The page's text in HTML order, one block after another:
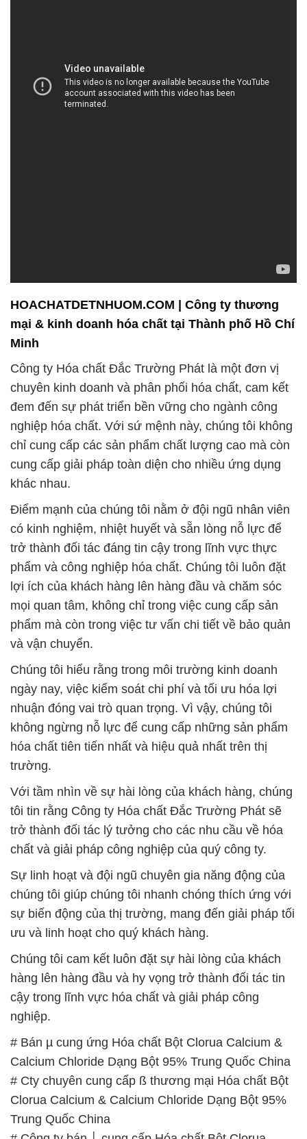
HOACHATDETNHUOM.COM | Công ty thương
mại & kinh doanh hóa chất tại Thành phố Hồ Chí
Minh
Công ty Hóa chất Đắc Trường Phát là một đơn vị
chuyên kinh doanh và phân phối hóa chất, cam kết
đem đến sự phát triển bền vững cho ngành công
nghiệp hóa chất. Với sứ mệnh này, chúng tôi không
chỉ cung cấp các sản phẩm chất lượng cao mà còn
cung cấp giải pháp toàn diện cho nhiều ứng dụng
khác nhau.
Điểm mạnh của chúng tôi nằm ở đội ngũ nhân viên
có kinh nghiệm, nhiệt huyết và sẵn lòng nỗ lực để
trở thành đối tác đáng tin cậy trong lĩnh vực thực
phẩm và công nghiệp hóa chất. Chúng tôi luôn đặt
lợi ích của khách hàng lên hàng đầu và chăm sóc
mọi quan tâm, không chỉ trong việc cung cấp sản
phẩm mà còn trong việc tư vấn chi tiết về bảo quản
và vận chuyển.
Chúng tôi hiểu rằng trong môi trường kinh doanh
ngày nay, việc kiểm soát chi phí và tối ưu hóa lợi
nhuận đóng vai trò quan trọng. Vì vậy, chúng tôi
không ngừng nỗ lực để cung cấp những sản phẩm
hóa chất tiên tiến nhất và hiệu quả nhất trên thị
trường.
Với tầm nhìn về sự hài lòng của khách hàng, chúng
tôi tin rằng Công ty Hóa chất Đắc Trường Phát sẽ
trở thành đối tác lý tưởng cho các nhu cầu về hóa
chất và giải pháp công nghiệp của quý công ty.
Sự linh hoạt và đội ngũ chuyên gia năng động của
chúng tôi giúp chúng tôi nhanh chóng thích ứng với
sự biến động của thị trường, mang đến giải pháp tối
ưu và linh hoạt cho quý khách hàng.
Chúng tôi cam kết luôn đặt sự hài lòng của khách
hàng lên hàng đầu và hy vọng trở thành đối tác tin
cậy trong lĩnh vực hóa chất và giải pháp công
nghiệp.
# Bán µ cung ứng Hóa chất Bột Clorua Calcium &
Calcium Chloride Dạng Bột 95% Trung Quốc China
# Cty chuyên cung cấp ß thương mại Hóa chất Bột
Clorua Calcium & Calcium Chloride Dạng Bột 95%
Trung Quốc China